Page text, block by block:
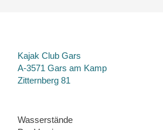
Kajak Club Gars
A-3571 Gars am Kamp
Zitternberg 81
Wasserstände